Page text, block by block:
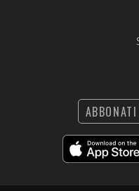
ABBONATI